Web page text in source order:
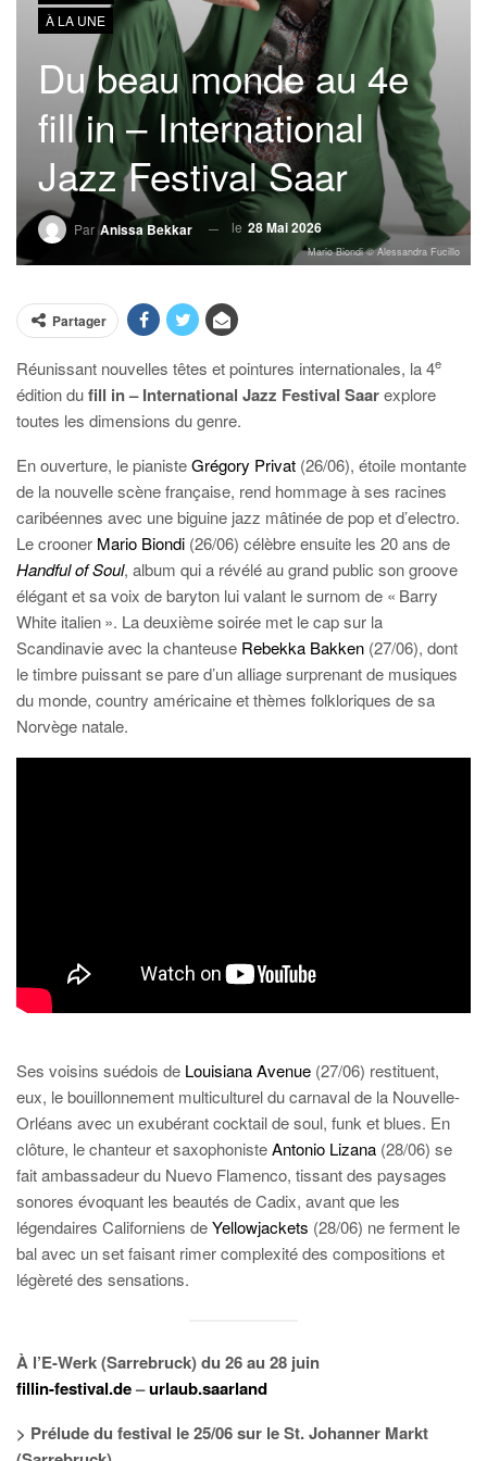
À LA UNE
Du beau monde au 4e
fill in – International
Jazz Festival Saar
Par Anissa Bekkar le 28 Mai 2026
Mario Biondi © Alessandra Fucillo
Partager
Réunissant nouvelles têtes et pointures internationales, la 4e
édition dufill in – International Jazz Festival Saarexplore
toutes les dimensions du genre.
En ouverture, le pianisteGrégory Privat (26/06), étoile montante
de la nouvelle scène française, rend hommage à ses racines
caribéennes avec une biguine jazz mâtinée de pop et d’electro.
Le crooner Mario Biondi (26/06) célèbre ensuite les 20 ans de
Handful of Soul, album qui a révélé au grand public son groove
élégant et sa voix de baryton lui valant le surnom de « Barry
White italien ». La deuxième soirée met le cap sur la
Scandinavie avec la chanteuse Rebekka Bakken (27/06), dont
le timbre puissant se pare d’un alliage surprenant de musiques
du monde, country américaine et thèmes folkloriques de sa
Norvège natale.
Ses voisins suédois de Louisiana Avenue (27/06) restituent,
eux, le bouillonnement multiculturel du carnaval de la Nouvelle-
Orléans avec un exubérant cocktail de soul, funk et blues. En
clôture, le chanteur et saxophonisteAntonio Lizana (28/06) se
fait ambassadeur du Nuevo Flamenco, tissant des paysages
sonores évoquant les beautés de Cadix, avant que les
légendaires Californiens deYellowjackets (28/06) ne ferment le
bal avec un set faisant rimer complexité des compositions et
légèreté des sensations.
À l’E-Werk (Sarrebruck) du 26 au 28 juin
fillin-festival.de–urlaub.saarland
> Prélude du festival le 25/06 sur le St. Johanner Markt